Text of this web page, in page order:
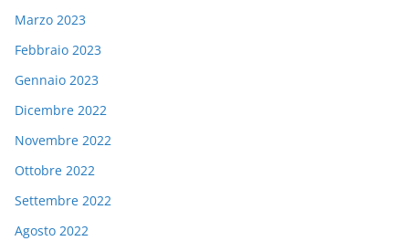
Marzo 2023
Febbraio 2023
Gennaio 2023
Dicembre 2022
Novembre 2022
Ottobre 2022
Settembre 2022
Agosto 2022